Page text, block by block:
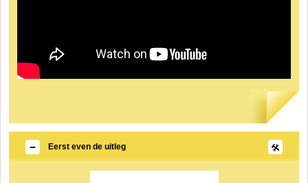
Eerst even de uitleg